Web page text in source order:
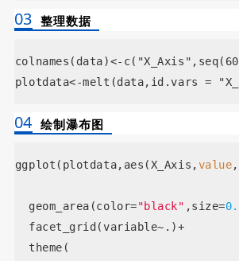
03 整理数据
colnames(data)<-
plotdata<-melt(data,id.vars =
04 绘制瀑布图
ggplot(plotdata,aes(X_Axis,value
geom_area(color="black" ,size=
facet_grid(variable~.)+
theme(